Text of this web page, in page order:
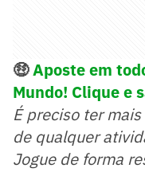
🤑Aposte em
Mundo! Clique e
É preciso ter
de qualquer
Jogue de forma